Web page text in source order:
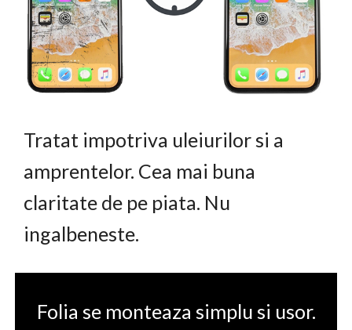
Tratat impotriva uleiurilor si a
amprentelor. Cea mai buna
claritate de pe piata. Nu
ingalbeneste.
Folia se monteaza simplu si usor.